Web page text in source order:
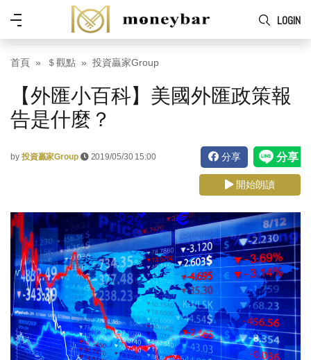
Skip to main content
LOGIN
功
能
表
首頁 ＄觀點 投資贏家Group
【外匯小百科】美國外匯政策報
告是什麼？
by 投資贏家Group 2019/05/30 15:00 分享
開始朗讀